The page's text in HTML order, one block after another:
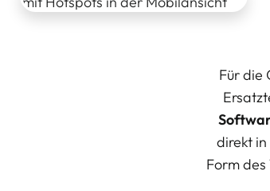
Für die
direkt in
Form